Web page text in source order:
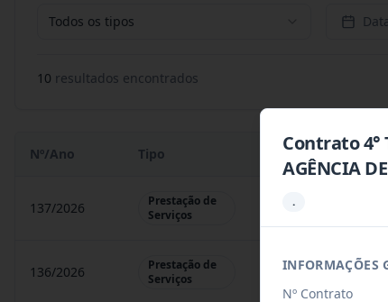
Todos os tipos
10 resultados encontrados
Nº/Ano Tipo Objeto
137/2026
Prestação de
Serviços
Contratação De
136/2026
Prestação de
Serviços
Contratação De
Contrato 4°
AGÊNCIA
.
INFORMAÇÕES
Nº Contrato